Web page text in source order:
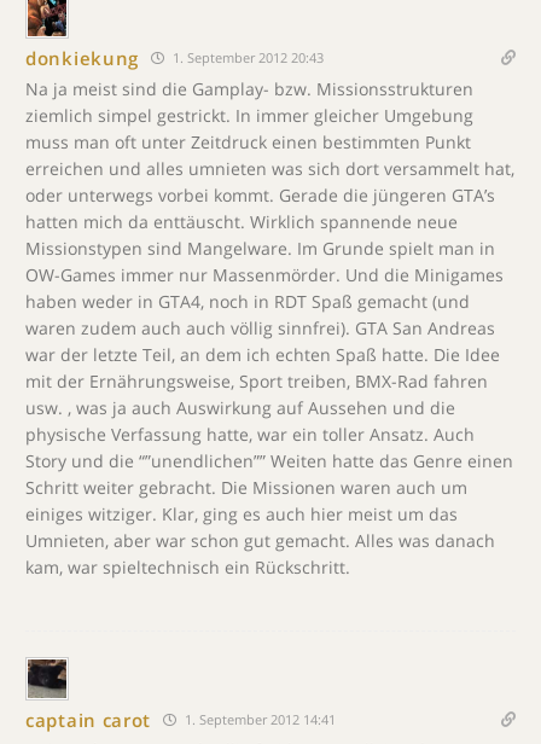
donkiekung 1. September 2012 20:43
Na ja meist sind die Gamplay- bzw. Missionsstrukturen
ziemlich simpel gestrickt. In immer gleicher Umgebung
muss man oft unter Zeitdruck einen bestimmten Punkt
erreichen und alles umnieten was sich dort versammelt hat,
oder unterwegs vorbei kommt. Gerade die jüngeren GTA’s
hatten mich da enttäuscht. Wirklich spannende neue
Missionstypen sind Mangelware. Im Grunde spielt man in
OW-Games immer nur Massenmörder. Und die Minigames
haben weder in GTA4, noch in RDT Spaß gemacht (und
waren zudem auch auch völlig sinnfrei). GTA San Andreas
war der letzte Teil, an dem ich echten Spaß hatte. Die Idee
mit der Ernährungsweise, Sport treiben, BMX-Rad fahren
usw. , was ja auch Auswirkung auf Aussehen und die
physische Verfassung hatte, war ein toller Ansatz. Auch
Story und die “”unendlichen”” Weiten hatte das Genre einen
Schritt weiter gebracht. Die Missionen waren auch um
einiges witziger. Klar, ging es auch hier meist um das
Umnieten, aber war schon gut gemacht. Alles was danach
kam, war spieltechnisch ein Rückschritt.
captain carot 1. September 2012 14:41